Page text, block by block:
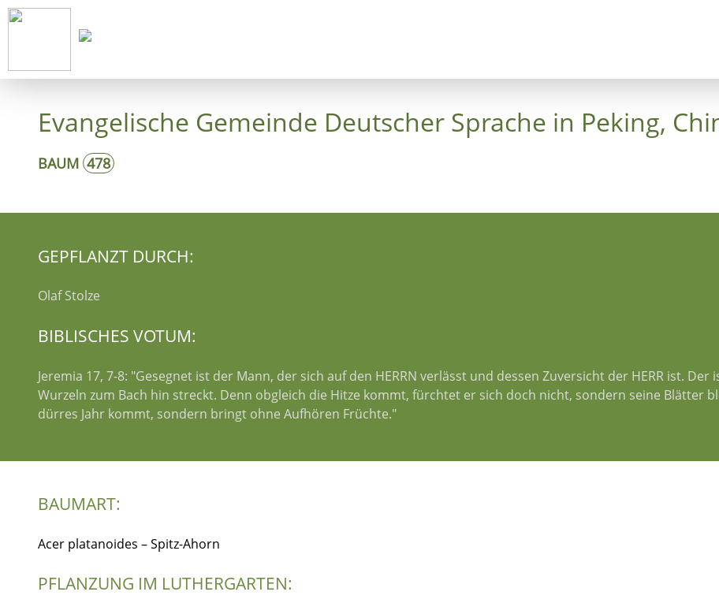
Evangelische Gemeinde Deutscher Sprache in Peking,
BAUM 478
GEPFLANZT DURCH:
Olaf Stolze
BIBLISCHES VOTUM:
Jeremia 17, 7-8: "Gesegnet ist der Mann, der sich auf den HERRN verlässt und dessen Zuversicht der HERR ist.
Wurzeln zum Bach hin streckt. Denn obgleich die Hitze kommt, fürchtet er sich doch nicht, sondern seine Blätter
dürres Jahr kommt, sondern bringt ohne Aufhören Früchte."
BAUMART:
Acer platanoides – Spitz-Ahorn
PFLANZUNG IM LUTHERGARTEN: